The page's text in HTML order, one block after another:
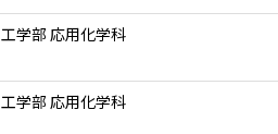
工学部 応用化学科
工学部 応用化学科